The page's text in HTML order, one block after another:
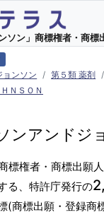
ソン」商標権者・商
ョンソン 第５類 薬剤
ＮＳＯＮ
ンアンドジ
標権者・商標出願
る、特許庁発行の
(商標出願・登録商